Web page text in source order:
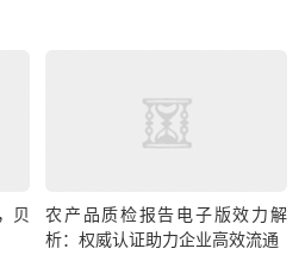
贝
农产品质检报告电子版效力解
析：权威认证助力企业高效流通